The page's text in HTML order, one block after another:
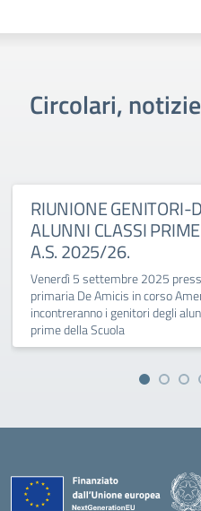
Circolari,
RIUNIONE GENITORI-
ALUNNI CLASSI
A.S. 2025/26.
Venerdì 5 settembre 2025
primaria De Amicis in corso
incontreranno i genitori degli
prime della Scuola